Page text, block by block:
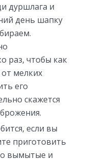
дуршлага и
день шапку
раз, чтобы как
мелких
его
скажется
если вы
приготовить
вымытые и